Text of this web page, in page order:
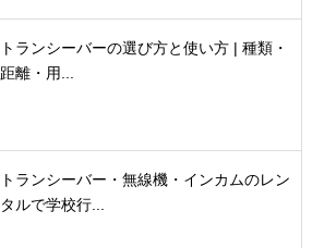
トランシーバーの選び方と使い方 | 種類・
距離・用...
トランシーバー・無線機・インカムのレン
タルで学校行...